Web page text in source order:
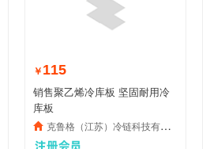
￥ 115
销售聚乙烯冷库板 坚固耐用冷
库板
克鲁格（江苏）冷链科技有限公司